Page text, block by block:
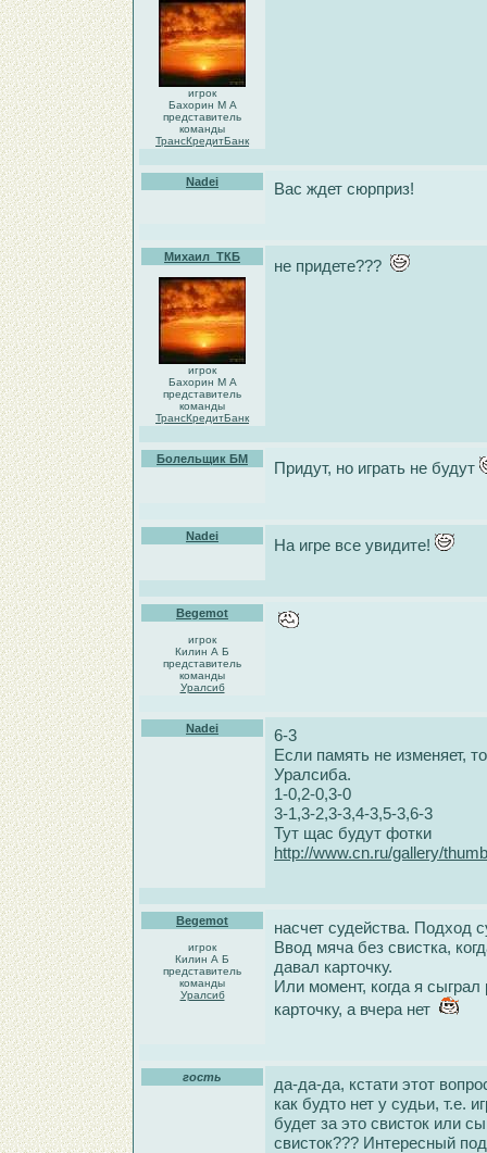
игрок
Бахорин М А
представитель
команды
ТрансКредитБанк
Nadei Вас ждет сюрприз!
Михаил_ТКБ
игрок
Бахорин М А
представитель
команды
ТрансКредитБанк
не придете???
Болельщик БМ Придут, но играть не будут
Nadei На игре все увидите!
Begemot
игрок
Килин А Б
представитель
команды
Уралсиб
Nadei
6-3
Если память не изменяет,
Уралсиба.
1-0,2-0,3-0
3-1,3-2,3-3,4-3,5-3,6-3
Тут щас будут фотки
http://www.cn.ru/gallery/
Begemot
игрок
Килин А Б
представитель
команды
Уралсиб
насчет судейства. Подход
Ввод мяча без свистка,
давал карточку.
Или момент, когда я
карточку, а вчера нет
гость
да-да-да, кстати этот
как будто нет у судьи, т.е.
будет за это свисток или
свисток??? Интересный